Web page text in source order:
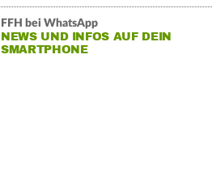
FFH bei WhatsApp
NEWS UND INFOS AUF DEIN
SMARTPHONE